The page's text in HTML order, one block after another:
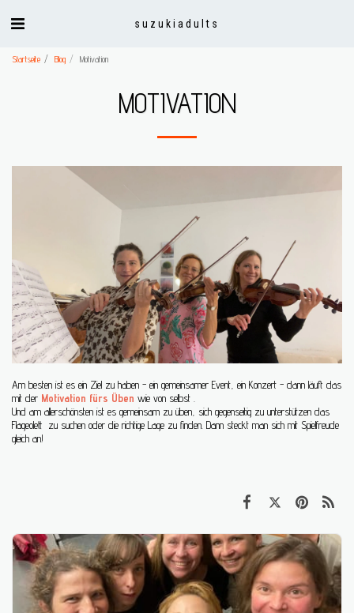
suzukiadults
Startseite Blog Motivation
MOTIVATION
Am besten ist es ein Ziel zu haben - ein gemeinsamer Event, ein Konzert - dann läuft das
mit der Motivation fürs Üben wie von selbst .
Und am allerschönsten ist es gemeinsam zu üben, sich gegenseitig zu unterstützen das
Flageolett zu suchen oder die richtige Lage zu finden. Dann steckt man sich mit Spielfreude
gleich an!